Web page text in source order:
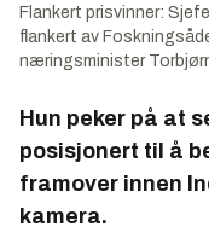
Flankert prisvinner:
flankert av
næringsminister
Hun peker på at
posisjonert til å
framover innen
kamera.